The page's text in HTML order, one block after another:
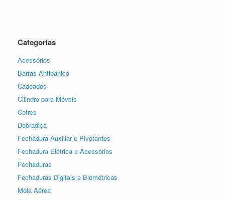
Categorias
Acessórios
Barras Antipânico
Cadeados
Cilindro para Móveis
Cofres
Dobradiça
Fechadura Auxiliar e Pivotantes
Fechadura Elétrica e Acessórios
Fechaduras
Fechaduras Digitais e Biométricas
Mola Aérea